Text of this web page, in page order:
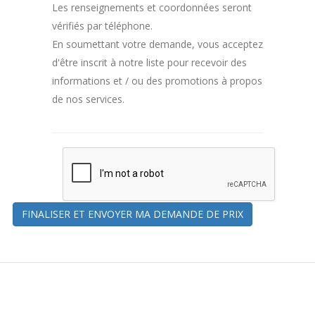
Les renseignements et coordonnées seront
vérifiés par téléphone.
En soumettant votre demande, vous acceptez
d'être inscrit à notre liste pour recevoir des
informations et / ou des promotions à propos
de nos services.
FINALISER ET ENVOYER MA DEMANDE DE PRIX